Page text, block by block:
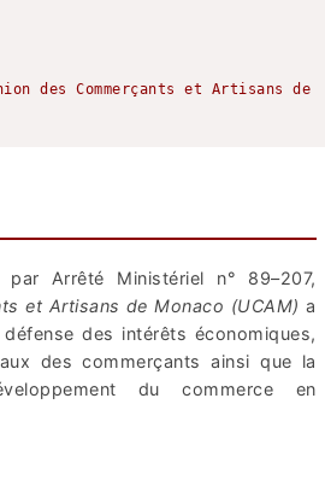
des Commerçants et Artisans de
Arrêté Ministériel n° 89–207,
et Artisans de Monaco (UCAM) a
des intérêts économiques,
des commerçants ainsi que la
du commerce en